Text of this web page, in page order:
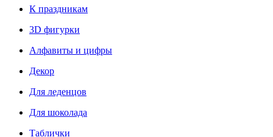
К праздникам
3D фигурки
Алфавиты и цифры
Декор
Для леденцов
Для шоколада
Таблички